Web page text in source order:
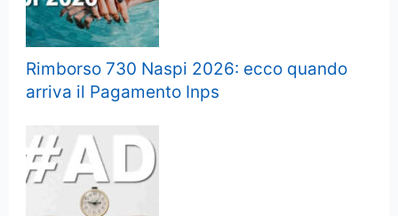
Rimborso 730 Naspi 2026: ecco quando
arriva il Pagamento Inps